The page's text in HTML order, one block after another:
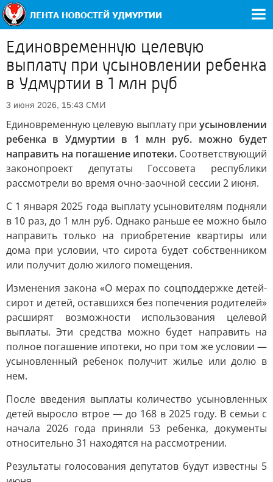
Единовременную целевую
выплату при усыновлении ребенка
в Удмуртии в 1 млн руб
3 июня 2026, 15:43 СМИ
Единовременную целевую выплату при усыновлении
ребенка в Удмуртии в 1 млн руб. можно будет
направить на погашение ипотеки. Соответствующий
законопроект депутаты Госсовета республики
рассмотрели во время очно-заочной сессии 2 июня.
С 1 января 2025 года выплату усыновителям подняли
в 10 раз, до 1 млн руб. Однако раньше ее можно было
направить только на приобретение квартиры или
дома при условии, что сирота будет собственником
или получит долю жилого помещения.
Изменения закона «О мерах по соцподдержке детей-
сирот и детей, оставшихся без попечения родителей»
расширят возможности использования целевой
выплаты. Эти средства можно будет направить на
полное погашение ипотеки, но при том же условии —
усыновленный ребенок получит жилье или долю в
нем.
После введения выплаты количество усыновленных
детей выросло втрое — до 168 в 2025 году. В семьи с
начала 2026 года приняли 53 ребенка, документы
относительно 31 находятся на рассмотрении.
Результаты голосования депутатов будут известны 5